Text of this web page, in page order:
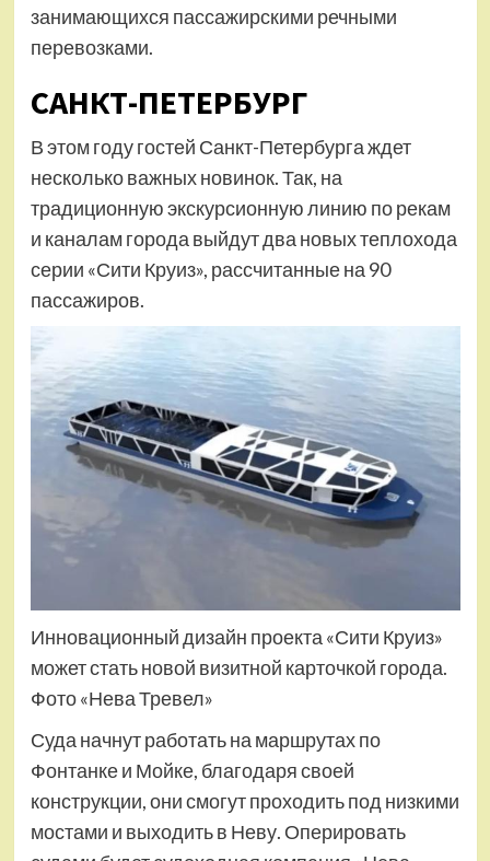
занимающихся пассажирскими речными
перевозками.
САНКТ-ПЕТЕРБУРГ
В этом году гостей Санкт-Петербурга ждет
несколько важных новинок. Так, на
традиционную экскурсионную линию по рекам
и каналам города выйдут два новых теплохода
серии «Сити Круиз», рассчитанные на 90
пассажиров.
Инновационный дизайн проекта «Сити Круиз»
может стать новой визитной карточкой города.
Фото «Нева Тревел»
Суда начнут работать на маршрутах по
Фонтанке и Мойке, благодаря своей
конструкции, они смогут проходить под низкими
мостами и выходить в Неву. Оперировать